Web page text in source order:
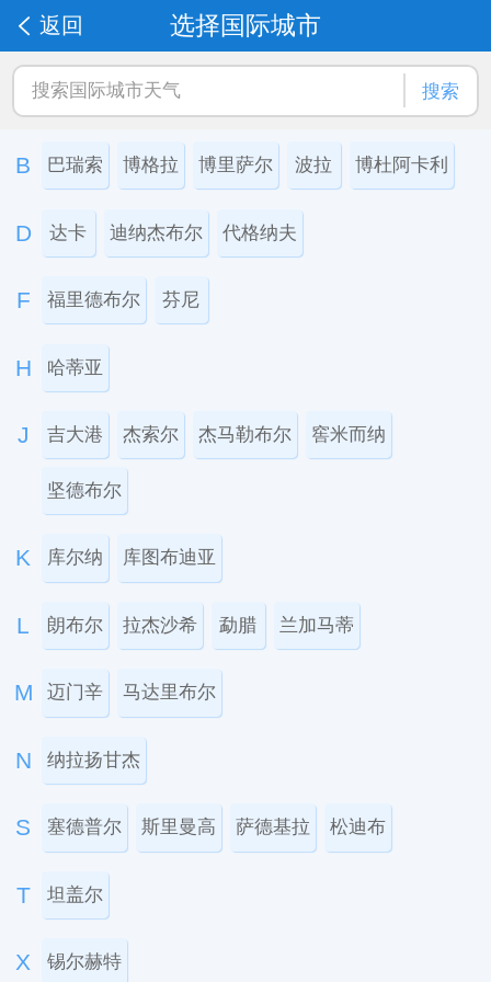
选择国际城市
返回
搜索
B 巴瑞索 博格拉 博里萨尔 波拉 博杜阿卡利
D 达卡 迪纳杰布尔 代格纳夫
F 福里德布尔 芬尼
H 哈蒂亚
J 吉大港 杰索尔 杰马勒布尔 窖米而纳
坚德布尔
K 库尔纳 库图布迪亚
L 朗布尔 拉杰沙希 勐腊 兰加马蒂
M 迈门辛 马达里布尔
N 纳拉扬甘杰
S 塞德普尔 斯里曼高 萨德基拉 松迪布
T 坦盖尔
X 锡尔赫特